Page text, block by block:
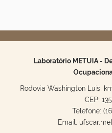
Laboratório METUIA -
Rodovia Washington Luis,
CEP:
Telefone:
Email: